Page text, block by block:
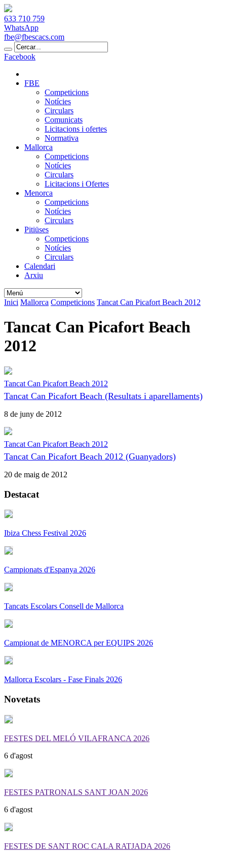
633 710 759
WhatsApp
fbe@fbescacs.com
Facebook
FBE
Competicions
Notícies
Circulars
Comunicats
Licitacions i ofertes
Normativa
Mallorca
Competicions
Notícies
Circulars
Licitacions i Ofertes
Menorca
Competicions
Notícies
Circulars
Pitiüses
Competicions
Notícies
Circulars
Calendari
Arxiu
Inici Mallorca Competicions Tancat Can Picafort Beach 2012
Tancat Can Picafort Beach
2012
Tancat Can Picafort Beach 2012
Tancat Can Picafort Beach (Resultats i aparellaments)
8 de juny de 2012
Tancat Can Picafort Beach 2012
Tancat Can Picafort Beach 2012 (Guanyadors)
20 de maig de 2012
Destacat
Ibiza Chess Festival 2026
Campionats d'Espanya 2026
Tancats Escolars Consell de Mallorca
Campionat de MENORCA per EQUIPS 2026
Mallorca Escolars - Fase Finals 2026
Novetats
FESTES DEL MELÓ VILAFRANCA 2026
6 d'agost
FESTES PATRONALS SANT JOAN 2026
6 d'agost
FESTES DE SANT ROC CALA RATJADA 2026